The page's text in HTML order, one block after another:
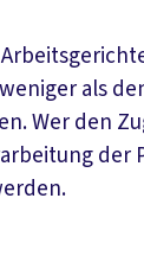
als
Wer den
der